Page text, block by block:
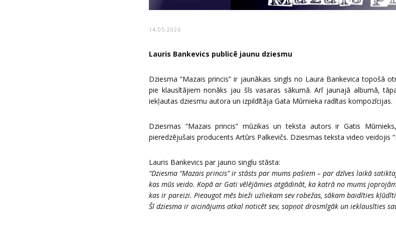
14.05.2026
Lauris Bankevics publicē jaunu dziesmu
Dziesma “Mazais princis” ir jaunākais singls no Laura Bankevica topošā
pie klausītājiem nonāks jau šīs vasaras sākumā. Arī jaunajā albumā,
iekļautas dziesmu autora un izpildītāja Gata Mūrnieka radītas kompozīcijas.
Dziesmas “Mazais princis” mūzikas un teksta autors ir Gatis
pieredzējušais producents Artūrs Palkevičs. Dziesmas teksta video veidojis
Lauris Bankevics par jauno singlu stāsta:
“Dziesma “Mazais princis” ir stāsts par mums pašiem – par dzīves laikā
kas mūs veido. Kopā ar Gati vēlējāmies atgādināt, ka katrā no mums
kas ir pareizi. Pieaugot mēs bieži uzliekam sev robežas, sākam baidīties
Šī dziesma ir aicinājums atkal noticēt sev, sapņot drosmīgāk un ieklausīties